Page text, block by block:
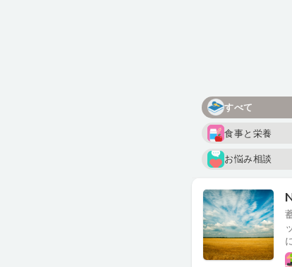
すべて
食事と栄養
お悩み相談